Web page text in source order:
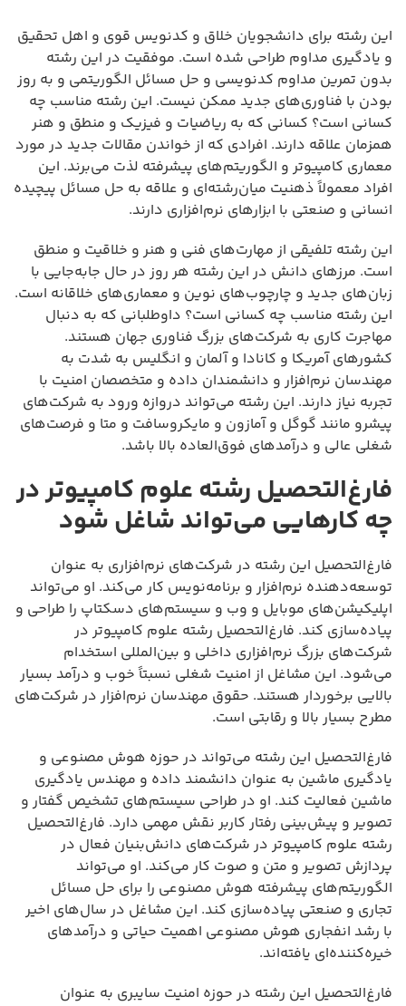
این رشته برای دانشجویان خلاق و کدنویس قوی و اهل تحقیق
و یادگیری مداوم طراحی شده است. موفقیت در این رشته
بدون تمرین مداوم کدنویسی و حل مسائل الگوریتمی و به روز
بودن با فناوری‌های جدید ممکن نیست. این رشته مناسب چه
کسانی است؟ کسانی که به ریاضیات و فیزیک و منطق و هنر
همزمان علاقه دارند. افرادی که از خواندن مقالات جدید در مورد
معماری کامپیوتر و الگوریتم‌های پیشرفته لذت می‌برند. این
افراد معمولاً ذهنیت میان‌رشته‌ای و علاقه به حل مسائل پیچیده
انسانی و صنعتی با ابزارهای نرم‌افزاری دارند.
این رشته تلفیقی از مهارت‌های فنی و هنر و خلاقیت و منطق
است. مرزهای دانش در این رشته هر روز در حال جابه‌جایی با
زبان‌های جدید و چارچوب‌های نوین و معماری‌های خلاقانه است.
این رشته مناسب چه کسانی است؟ داوطلبانی که به دنبال
مهاجرت کاری به شرکت‌های بزرگ فناوری جهان هستند.
کشورهای آمریکا و کانادا و آلمان و انگلیس به شدت به
مهندسان نرم‌افزار و دانشمندان داده و متخصصان امنیت با
تجربه نیاز دارند. این رشته می‌تواند دروازه ورود به شرکت‌های
پیشرو مانند گوگل و آمازون و مایکروسافت و متا و فرصت‌های
شغلی عالی و درآمدهای فوق‌العاده بالا باشد.
فارغ‌التحصیل رشته علوم کامپیوتر در
چه کارهایی می‌تواند شاغل شود
فارغ‌التحصیل این رشته در شرکت‌های نرم‌افزاری به عنوان
توسعه‌دهنده نرم‌افزار و برنامه‌نویس کار می‌کند. او می‌تواند
اپلیکیشن‌های موبایل و وب و سیستم‌های دسکتاپ را طراحی و
پیاده‌سازی کند. فارغ‌التحصیل رشته علوم کامپیوتر در
شرکت‌های بزرگ نرم‌افزاری داخلی و بین‌المللی استخدام
می‌شود. این مشاغل از امنیت شغلی نسبتاً خوب و درآمد بسیار
بالایی برخوردار هستند. حقوق مهندسان نرم‌افزار در شرکت‌های
مطرح بسیار بالا و رقابتی است.
فارغ‌التحصیل این رشته می‌تواند در حوزه هوش مصنوعی و
یادگیری ماشین به عنوان دانشمند داده و مهندس یادگیری
ماشین فعالیت کند. او در طراحی سیستم‌های تشخیص گفتار و
تصویر و پیش‌بینی رفتار کاربر نقش مهمی دارد. فارغ‌التحصیل
رشته علوم کامپیوتر در شرکت‌های دانش‌بنیان فعال در
پردازش تصویر و متن و صوت کار می‌کند. او می‌تواند
الگوریتم‌های پیشرفته هوش مصنوعی را برای حل مسائل
تجاری و صنعتی پیاده‌سازی کند. این مشاغل در سال‌های اخیر
با رشد انفجاری هوش مصنوعی اهمیت حیاتی و درآمدهای
خیره‌کننده‌ای یافته‌اند.
فارغ‌التحصیل این رشته در حوزه امنیت سایبری به عنوان